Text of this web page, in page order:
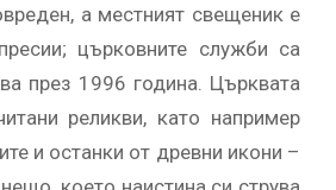
а местният свещеник е
църковните служби са
през 1996 година. Църквата
реликви, като например
и останки от древни икони –